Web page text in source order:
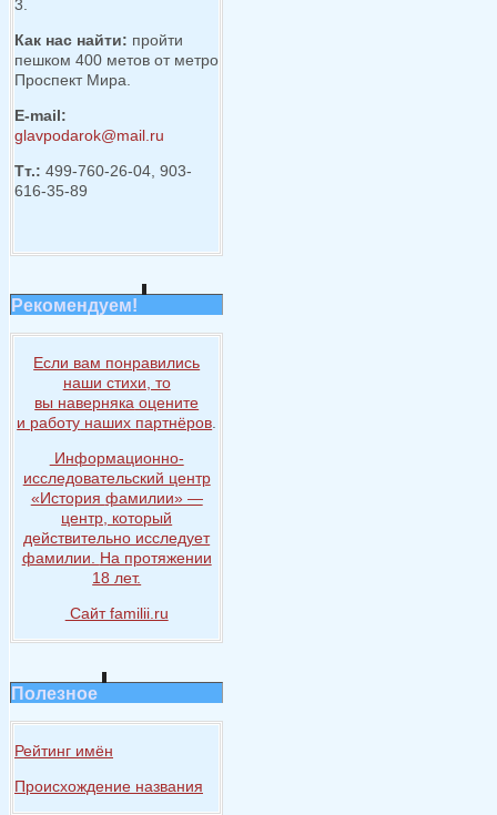
3.
Как нас найти: пройти
пешком 400 метов от метро
Проспект Мира.
E-mail:
glavpodarok@mail.ru
Тт.: 499-760-26-04, 903-
616-35-89
Рекомендуем!
Если вам понравились
наши стихи, то
вы наверняка оцените
и работу наших партнёров.
Информационно-
исследовательский центр
«История фамилии» —
центр, который
действительно исследует
фамилии. На протяжении
18 лет.
Сайт familii.ru
Полезное
Рейтинг имён
Происхождение названия